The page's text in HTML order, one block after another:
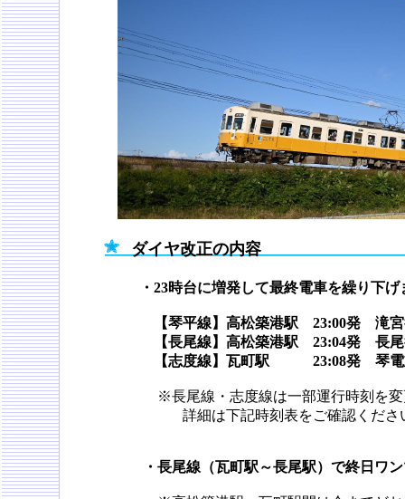
ダイヤ改正の内容
・23時台に増発して最終電車を繰り下げ
【琴平線】高松築港駅 23:00発
【長尾線】高松築港駅 23:04発
【志度線】瓦町駅 23:08発 琴電
※長尾線・志度線は一部運行時刻を変
詳細は下記時刻表をご確認くださ
・長尾線（瓦町駅～長尾駅）で終日ワ